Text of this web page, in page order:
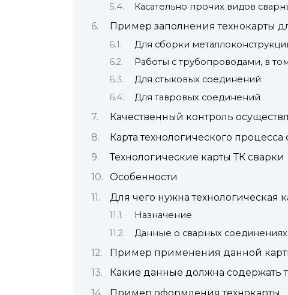
Касательно прочих видов
Пример заполнения технокарты
Для сборки
Работы с трубопроводами, в
Для стыковых соединений
Для тавровых соединений
Качественный контроль
Карта технологического процесса
Технологические карты ТК сварки
Особенности
Для чего нужна технологическая
Назначение
Данные о сварных соединениях
Пример применения данной
Какие данные должна содержать